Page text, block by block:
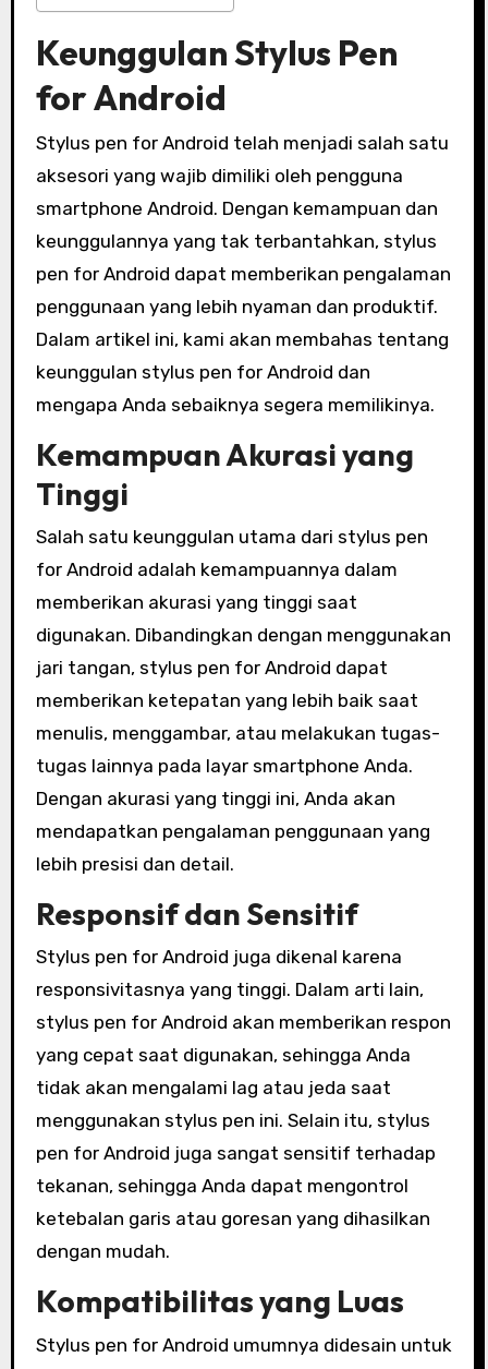
Keunggulan Stylus Pen
for Android
Stylus pen for Android telah menjadi salah satu
aksesori yang wajib dimiliki oleh pengguna
smartphone Android. Dengan kemampuan dan
keunggulannya yang tak terbantahkan, stylus
pen for Android dapat memberikan pengalaman
penggunaan yang lebih nyaman dan produktif.
Dalam artikel ini, kami akan membahas tentang
keunggulan stylus pen for Android dan
mengapa Anda sebaiknya segera memilikinya.
Kemampuan Akurasi yang
Tinggi
Salah satu keunggulan utama dari stylus pen
for Android adalah kemampuannya dalam
memberikan akurasi yang tinggi saat
digunakan. Dibandingkan dengan menggunakan
jari tangan, stylus pen for Android dapat
memberikan ketepatan yang lebih baik saat
menulis, menggambar, atau melakukan tugas-
tugas lainnya pada layar smartphone Anda.
Dengan akurasi yang tinggi ini, Anda akan
mendapatkan pengalaman penggunaan yang
lebih presisi dan detail.
Responsif dan Sensitif
Stylus pen for Android juga dikenal karena
responsivitasnya yang tinggi. Dalam arti lain,
stylus pen for Android akan memberikan respon
yang cepat saat digunakan, sehingga Anda
tidak akan mengalami lag atau jeda saat
menggunakan stylus pen ini. Selain itu, stylus
pen for Android juga sangat sensitif terhadap
tekanan, sehingga Anda dapat mengontrol
ketebalan garis atau goresan yang dihasilkan
dengan mudah.
Kompatibilitas yang Luas
Stylus pen for Android umumnya didesain untuk